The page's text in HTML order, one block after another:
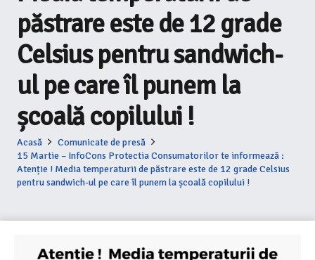
păstrare este de 12 grade
Celsius pentru sandwich-
ul pe care îl punem la
școală copilului !
Acasă
Comunicate de presă
15 Martie – InfoCons Protectia Consumatorilor te informează :
Atenție ! Media temperaturii de păstrare este de 12 grade Celsius
pentru sandwich-ul pe care îl punem la școală copilului !